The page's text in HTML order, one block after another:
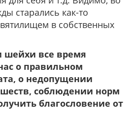
старались как-то
в собственных
все время
о правильном
о недопущении
соблюдении норм
благословение от